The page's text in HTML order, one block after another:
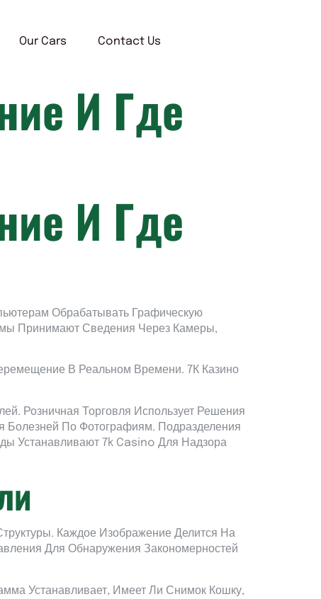
Our Cars Contact Us
И Где
И Где
Обрабатывать Графическую
Принимают Сведения Через Камеры,
В Реальном Времени. 7К Казино
Розничная Торговля Использует Решения
Болезней По Фотографиям. Подразделения
Устанавливают 7k Casino Для Надзора
Каждое Изображение Делится На
Для Обнаружения Закономерностей
Устанавливает, Имеет Ли Снимок Кошку,